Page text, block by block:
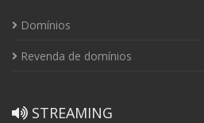
Domínios
Revenda de domínios
STREAMING